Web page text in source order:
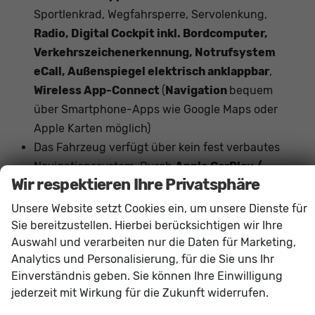
Sportlenkrad, Wegfahrsperre, Servolenkung,
Radio, Digital Cockpit inkl. Bordcomputer,
Verkehrszeichenerkennung, Notrufsystem
eCall, Außenspiegel elektrisch anklappbar,
Wireless App-Connect ( Navigation bequem
über Smartphone-Apps wie Google Maps oder
Apple Karten möglich)
Das Fahrzeug verfügt über kein fest verbautes
Navigationssystem. DurchApple CarPlay /
Android Autoist jedoch eineNavigationüber
kompatible Smartphone-Apps (z.B. Google Maps
oder Apple Karten) über denFahrzeugbildschirm
möglich.
Innen
Wir respektieren Ihre Privatsphäre
Unsere Website setzt Cookies ein, um unsere Dienste für
Sie bereitzustellen. Hierbei berücksichtigen wir Ihre
Auswahl und verarbeiten nur die Daten für Marketing,
Analytics und Personalisierung, für die Sie uns Ihr
Einverständnis geben. Sie können Ihre Einwilligung
jederzeit mit Wirkung für die Zukunft widerrufen.